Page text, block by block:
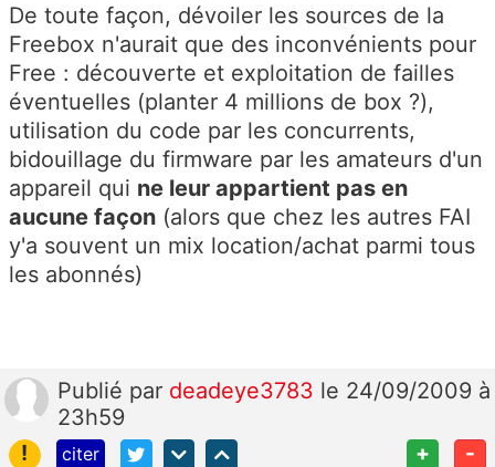
De toute façon, dévoiler les sources de la
Freebox n'aurait que des inconvénients pour
Free : découverte et exploitation de failles
éventuelles (planter 4 millions de box ?),
utilisation du code par les concurrents,
bidouillage du firmware par les amateurs d'un
appareil qui ne leur appartient pas en
aucune façon (alors que chez les autres FAI
y'a souvent un mix location/achat parmi tous
les abonnés)
Publié par deadeye3783 le 24/09/2009 à
23h59
!
citer + -